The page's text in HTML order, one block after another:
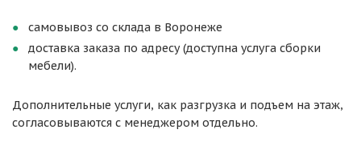
самовывоз со склада в Воронеже
доставка заказа по адресу (доступна услуга сборки
мебели).
Дополнительные услуги, как разгрузка и подъем на этаж,
согласовываются с менеджером отдельно.